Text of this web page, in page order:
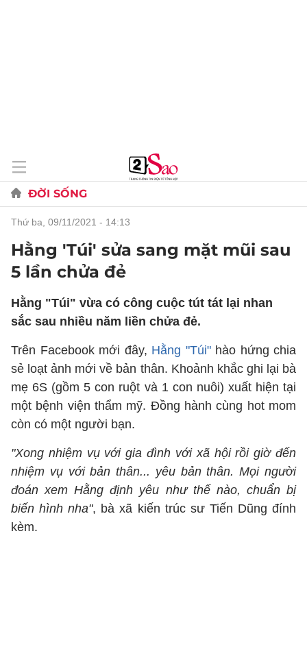
ĐỜI SỐNG
thứ ba, 09/11/2021 - 14:13
Hằng 'Túi' sửa sang mặt mũi sau
5 lần chửa đẻ
Hằng "Túi" vừa có công cuộc tút tát lại nhan
sắc sau nhiều năm liền chửa đẻ.
Trên Facebook mới đây, Hằng "Túi"hào hứng chia
sẻ loạt ảnh mới về bản thân. Khoảnh khắc ghi lại bà
mẹ 6S (gồm 5 con ruột và 1 con nuôi) xuất hiện tại
một bệnh viện thẩm mỹ. Đồng hành cùng hot mom
còn có một người bạn.
"Xong nhiệm vụ với gia đình với xã hội rồi giờ đến
nhiệm vụ với bản thân... yêu bản thân. Mọi người
đoán xem Hằng định yêu như thế nào, chuẩn bị
biến hình nha", bà xã kiến trúc sư Tiến Dũng đính
kèm.